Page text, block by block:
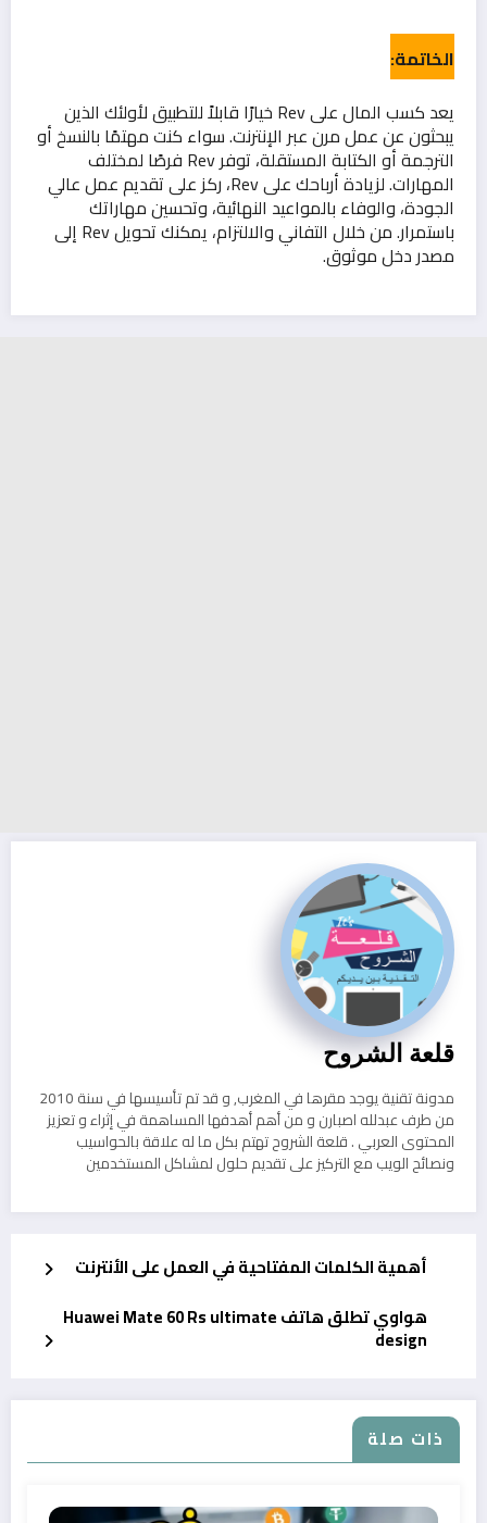
الخاتمة:
يعد كسب المال على Rev خيارًا قابلاً للتطبيق لأولئك الذين
يبحثون عن عمل مرن عبر الإنترنت. سواء كنت مهتمًا بالنسخ أو
الترجمة أو الكتابة المستقلة، توفر Rev فرصًا لمختلف
المهارات. لزيادة أرباحك على Rev، ركز على تقديم عمل عالي
الجودة، والوفاء بالمواعيد النهائية، وتحسين مهاراتك
باستمرار. من خلال التفاني والالتزام، يمكنك تحويل Rev إلى
مصدر دخل موثوق.
قلعة الشروح
مدونة تقنية يوجد مقرها في المغرب, و قد تم تأسيسها في سنة 2010
من طرف عبدلله اصبارن و من أهم أهدفها المساهمة في إثراء و تعزيز
المحتوى العربي . قلعة الشروح تهتم بكل ما له علاقة بالحواسيب
ونصائح الويب مع التركيز على تقديم حلول لمشاكل المستخدمين
أهمية الكلمات المفتاحية في العمل على الأنترنت
هواوي تطلق هاتف Huawei Mate 60 Rs ultimate
design
ذات صلة